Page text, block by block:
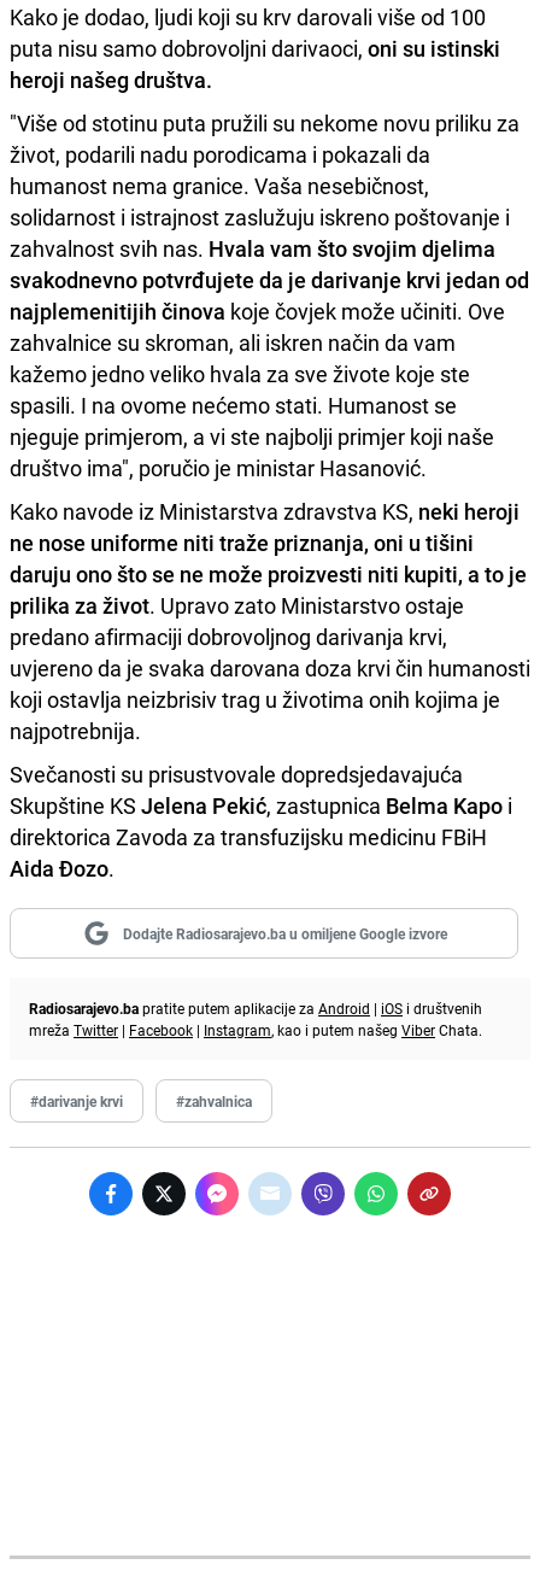
Kako je dodao, ljudi koji su krv darovali više od 100
puta nisu samo dobrovoljni darivaoci, oni su istinski
heroji našeg društva.
"Više od stotinu puta pružili su nekome novu priliku za
život, podarili nadu porodicama i pokazali da
humanost nema granice. Vaša nesebičnost,
solidarnost i istrajnost zaslužuju iskreno poštovanje i
zahvalnost svih nas. Hvala vam što svojim djelima
svakodnevno potvrđujete da je darivanje krvi jedan od
najplemenitijih činova koje čovjek može učiniti. Ove
zahvalnice su skroman, ali iskren način da vam
kažemo jedno veliko hvala za sve živote koje ste
spasili. I na ovome nećemo stati. Humanost se
njeguje primjerom, a vi ste najbolji primjer koji naše
društvo ima", poručio je ministar Hasanović.
Kako navode iz Ministarstva zdravstva KS, neki heroji
ne nose uniforme niti traže priznanja, oni u tišini
daruju ono što se ne može proizvesti niti kupiti, a to je
prilika za život. Upravo zato Ministarstvo ostaje
predano afirmaciji dobrovoljnog darivanja krvi,
uvjereno da je svaka darovana doza krvi čin humanosti
koji ostavlja neizbrisiv trag u životima onih kojima je
najpotrebnija.
Svečanosti su prisustvovale dopredsjedavajuća
Skupštine KS Jelena Pekić, zastupnica Belma Kapo i
direktorica Zavoda za transfuzijsku medicinu FBiH
Aida Đozo.
Dodajte Radiosarajevo.ba u omiljene Google izvore
Radiosarajevo.bapratite putem aplikacije za Android | iOS i društvenih
mreža Twitter | Facebook | Instagram, kao i putem našeg ViberChata.
#darivanje krvi #zahvalnica